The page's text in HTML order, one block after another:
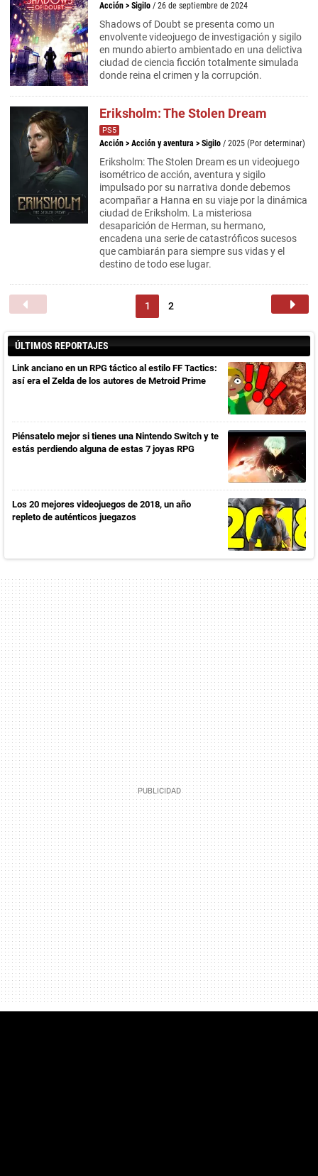
Acción > Sigilo / 26 de septiembre de 2024
Shadows of Doubt se presenta como un
envolvente videojuego de investigación y sigilo
en mundo abierto ambientado en una delictiva
ciudad de ciencia ficción totalmente simulada
donde reina el crimen y la corrupción.
Eriksholm: The Stolen Dream
PS5
Acción > Acción y aventura > Sigilo / 2025 (Por determinar)
Eriksholm: The Stolen Dream es un videojuego
isométrico de acción, aventura y sigilo
impulsado por su narrativa donde debemos
acompañar a Hanna en su viaje por la dinámica
ciudad de Eriksholm. La misteriosa
desaparición de Herman, su hermano,
encadena una serie de catastróficos sucesos
que cambiarán para siempre sus vidas y el
destino de todo ese lugar.
1 2
ÚLTIMOS REPORTAJES
Link anciano en un RPG táctico al estilo FF Tactics:
así era el Zelda de los autores de Metroid Prime
Piénsatelo mejor si tienes una Nintendo Switch y te
estás perdiendo alguna de estas 7 joyas RPG
Los 20 mejores videojuegos de 2018, un año
repleto de auténticos juegazos